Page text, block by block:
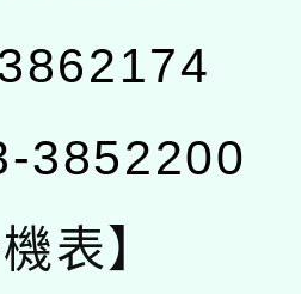
3852200
表】